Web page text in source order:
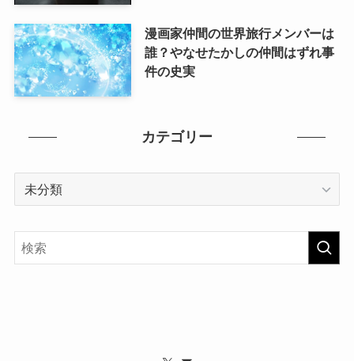
漫画家仲間の世界旅行メンバーは
誰？やなせたかしの仲間はずれ事
件の史実
カテゴリー
リ
ー